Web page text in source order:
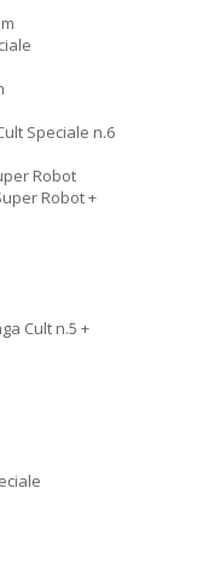
Speciale n.6
Robot
Robot +
Cult n.5 +